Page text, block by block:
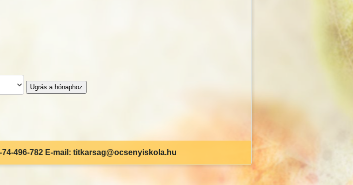
Ugrás a hónaphoz
74-496-782 E-mail: titkarsag@ocsenyiskola.hu